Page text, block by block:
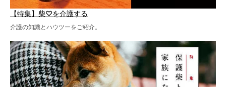
【特集】柴♡を介護する
介護の知識とハウツーをご紹介。